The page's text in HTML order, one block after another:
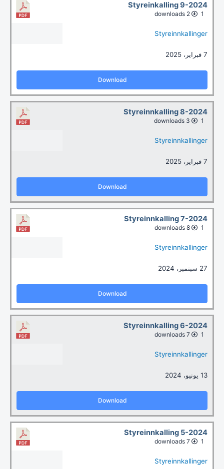
Styreinkalling 9-2024
1
2 downloads
Styreinnkallinger
7 فبراير، 2025
Download
Styreinnkalling 8-2024
1
Styreinnkallinger
7 فبراير، 2025
Download
Styreinnkalling 7-2024
1
8 downloads
Styreinnkallinger
27 سبتمبر، 2024
Download
Styreinnkalling 6-2024
1
Styreinnkallinger
13 يونيو، 2024
Download
Styreinnkalling 5-2024
1
7 downloads
Styreinnkallinger